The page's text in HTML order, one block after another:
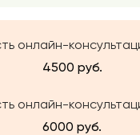
помочь Вам
решение, которое
насыщенной.
онлайн-
4500 руб.
онлайн-
6000 руб.